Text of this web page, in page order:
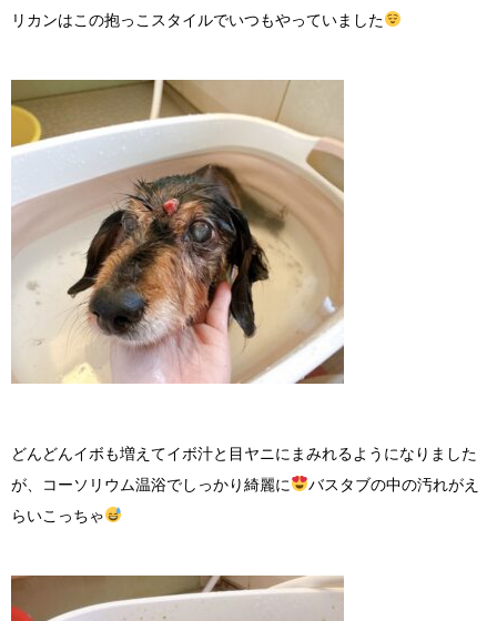
リカンはこの抱っこスタイルでいつもやっていました
どんどんイボも増えてイボ汁と目ヤニにまみれるようになりました
が、コーソリウム温浴でしっかり綺麗に
バスタブの中の汚れがえ
らいこっちゃ